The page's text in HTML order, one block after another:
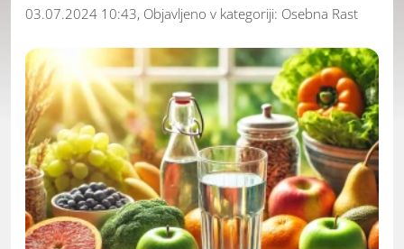
03.07.2024 10:43, Objavljeno v kategoriji: Osebna Rast